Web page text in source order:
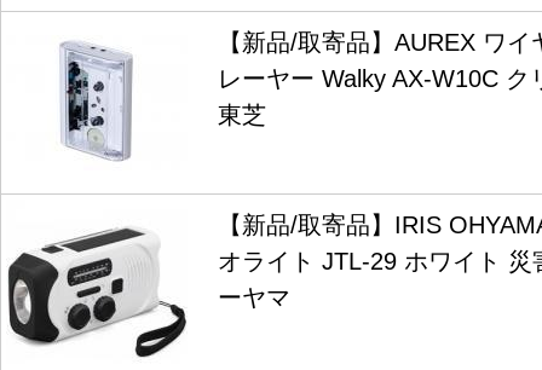
【新品/取寄品】AUREX ワ
レーヤー Walky AX-W10C ク
東芝
【新品/取寄品】IRIS
オライト JTL-29 ホワイト 災
ーヤマ